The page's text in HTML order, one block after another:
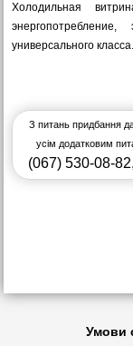
Холодильная
универсального класса.
З питань придбання
усім додатковим
(067) 530-08-82,
Умови